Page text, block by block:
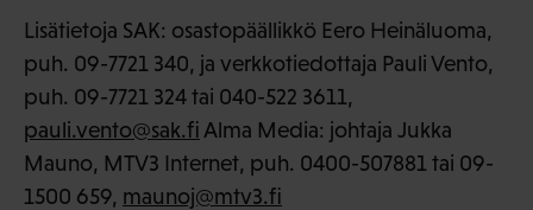
Lisätietoja SAK: osastopäällikkö Eero Heinäluoma,
puh. 09-7721 340, ja verkkotiedottaja Pauli Vento,
puh. 09-7721 324 tai 040-522 3611,
pauli.vento@sak.fi Alma Media: johtaja Jukka
Mauno, MTV3 Internet, puh. 0400-507881 tai 09-
1500 659, maunoj@mtv3.fi